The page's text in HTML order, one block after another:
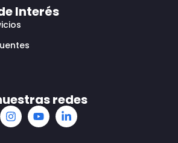
Interés
redes